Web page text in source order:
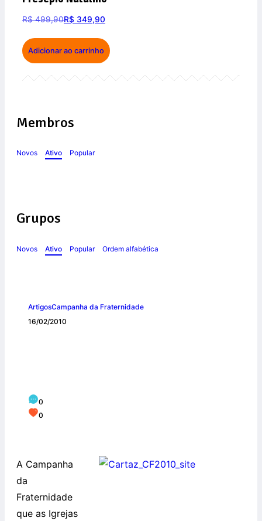
R$499,90R$ 349,90
Adicionar ao carrinho
Membros
Novos Ativo Popular
Grupos
Novos Ativo Popular Ordem alfabética
ArtigosCampanha da Fraternidade
16/02/2010
0
0
A Campanha
da
Fraternidade
que as Igrejas